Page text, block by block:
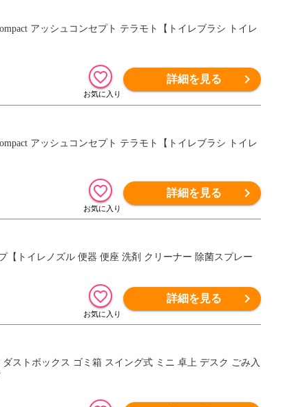
アッシュコンセプト テラモト【トイレブラシ トイレ
詳細を見る
アッシュコンセプト テラモト【トイレブラシ トイレ
詳細を見る
【トイレノズル 便器 便座 洗剤 クリーナー 除菌スプレー
詳細を見る
ストボックス ゴミ箱 スイング式 ミニ 卓上 デスク ごみ入